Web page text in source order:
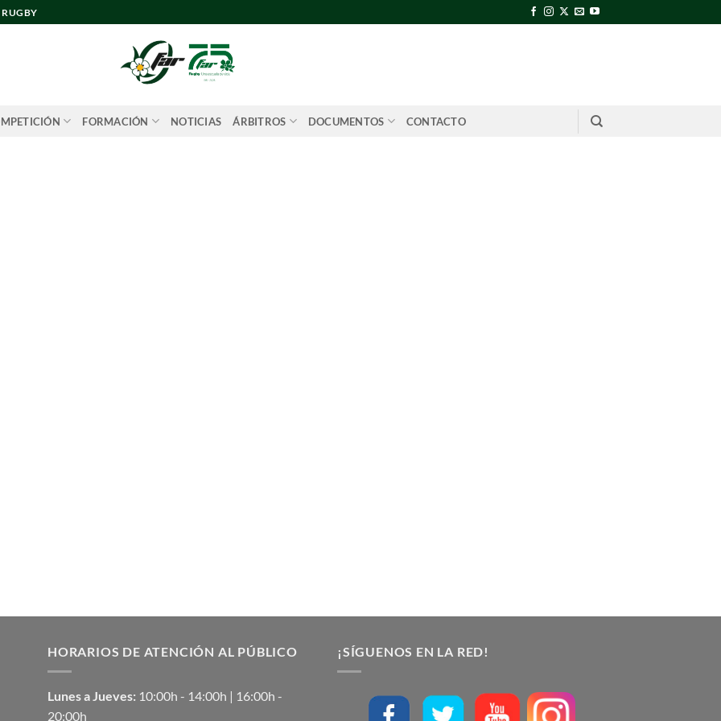
FORMACIÓN NOTICIAS ÁRBITROS DOCUMENTOS CONTACTO
HORARIOS DE ATENCIÓN AL PÚBLICO
Lunes a Jueves: 10:00h - 14:00h | 16:00h -
20:00h
¡SÍGUENOS EN LA RED!